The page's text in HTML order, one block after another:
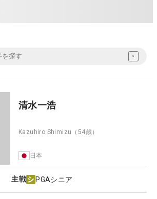
清水一浩
Kazuhiro Shimizu （54歳）
日本
主戦 PGAシニア